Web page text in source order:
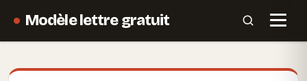
Modèle lettre gratuit